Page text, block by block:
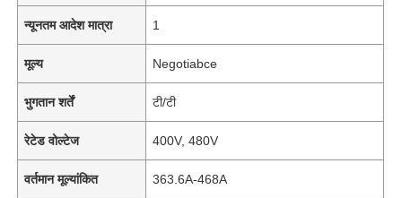
न्यूनतम आदेश मात्रा 1
मूल्य Negotiabce
भुगतान शर्तें टी/टी
रेटेड वोल्टेज 400V, 480V
वर्तमान मूल्यांकित 363.6A-468A